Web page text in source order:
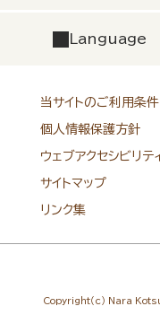
Language
当サイトのご利用条件
個人情報保護方針
ウェブアクセシビリテ
サイトマップ
リンク集
Copyright（c） Nara